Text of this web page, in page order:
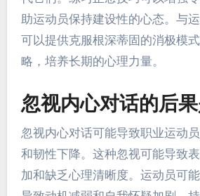
我对话模式？
运动员可以通过识别触发因素和重
消除消极自我对话模式。这个过程
们应注意反复出现的消极短语，并
助运动员保持建设性的心态。与
可以提供克服根深蒂固的消极模
略，培养长期的心理力量。